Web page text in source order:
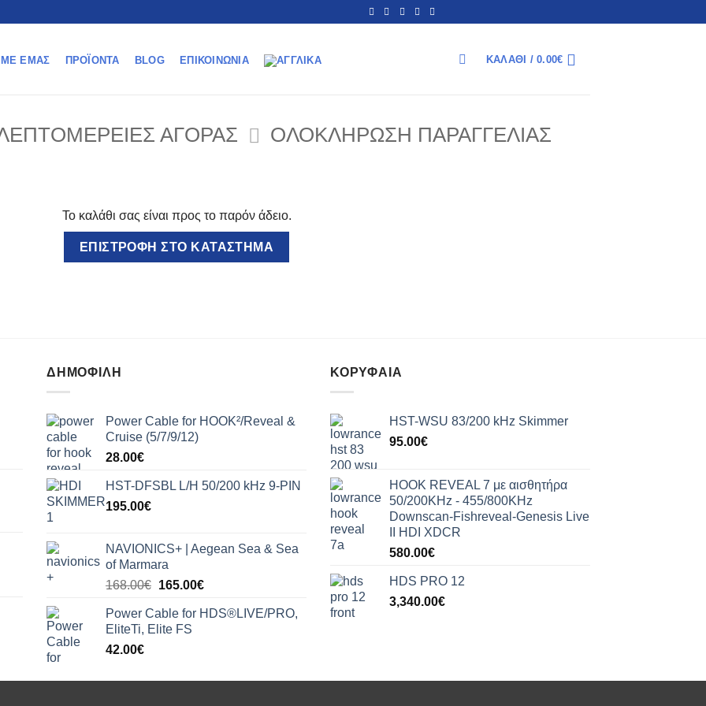
ΜΕ ΕΜΆΣ ΠΡΟΪΌΝΤΑ BLOG ΕΠΙΚΟΙΝΩΝΊΑ ΑΝΑΖΉΤΗΣΗ
ΚΑΛΆΘΙ /0.00€
ΑΓΟΡΆΣ ΟΛΟΚΛΉΡΩΣΗ ΠΑΡΑΓΓΕΛΊΑΣ
Το καλάθι σας είναι προς το παρόν άδειο.
ΕΠΙΣΤΡΟΦΉ ΣΤΟ ΚΑΤΆΣΤΗΜΑ
ΔΗΜΟΦΙΛΉ
Power Cable for HOOK²/Reveal &
Cruise (5/7/9/12)
28.00€
HST-DFSBL L/H 50/200 kHz 9-PIN
195.00€
NAVIONICS+ | Aegean Sea & Sea
of Marmara
168.00€ Original
was:
168.00€.
165.00€Η
τιμή
Power Cable for HDS®LIVE/PRO,
EliteTi, Elite FS
42.00€
ΚΟΡΥΦΑΊΑ
HST-WSU 83/200 kHz Skimmer
95.00€
HOOK REVEAL 7 με αισθητήρα
50/200KHz - 455/800KHz
Downscan-Fishreveal-Genesis Live
II HDI XDCR
580.00€
HDS PRO 12
3,340.00€